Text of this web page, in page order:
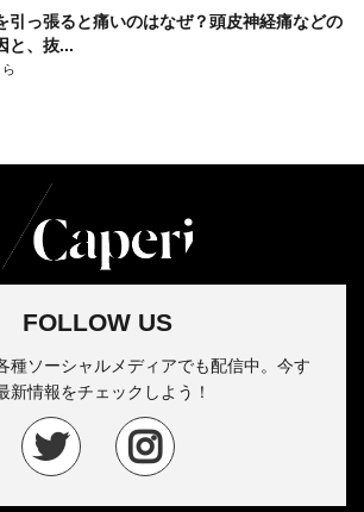
引っ張ると痛いのはなぜ？頭皮神経痛などの
と、抜...
ら
FOLLOW US
種ソーシャルメディアでも配信中。今す
新情報をチェックしよう！